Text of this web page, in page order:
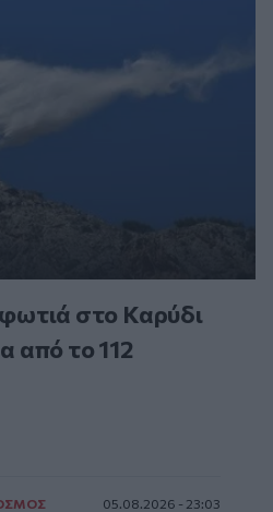
στο Καρύδι
από το 112
05.08.2026 - 23:03